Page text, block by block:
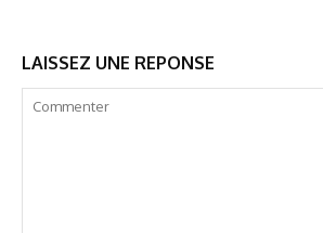
LAISSEZ UNE REPONSE